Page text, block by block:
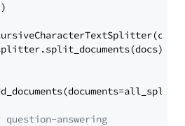
answering